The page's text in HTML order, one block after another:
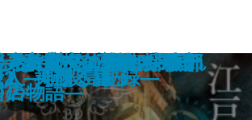
ス 芥子の花
るまえに
ス
の謎は彼女の暇つぶ
シン―1話3分の超短編
れるまで夏が終わらな
王―私立探偵 明智小五
い方なんて知らな
文豪とアルケミスト
―case 井伏鱒二―
―私立探偵 明智小五郎
弟2―テンダネス門司
店―
人―呪殺島秘録―
2 天翔る縁
―帝都マユズミ探偵研
1 神欺く皇子
久鷹央の事件カルテ
ながとろ高校カヌー
ろにいるだれか―眠れ
の物語―